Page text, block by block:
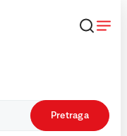
Pretraga